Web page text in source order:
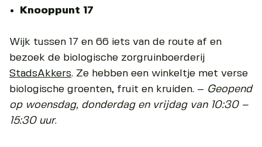
Knooppunt 17
Wijk tussen 17 en 66 iets van de route af en
bezoek de biologische zorgruinboerderij
StadsAkkers. Ze hebben een winkeltje met verse
biologische groenten, fruit en kruiden. – Geopend
op woensdag, donderdag en vrijdag van 10:30 –
15:30 uur.